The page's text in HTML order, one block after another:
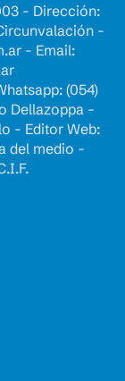
- Dirección:
-
- Email:
(054)
Dellazoppa -
- Editor Web:
del medio -